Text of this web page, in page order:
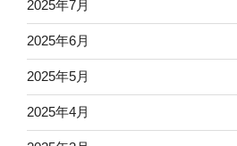
2025年7月
2025年6月
2025年5月
2025年4月